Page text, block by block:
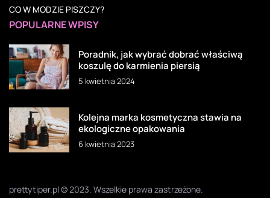
CO W MODZIE PISZCZY?
POPULARNE WPISY
Poradnik, jak wybrać dobrać właściwą
koszulę do karmienia piersią
5 kwietnia 2024
Kolejna marka kosmetyczna stawia na
ekologiczne opakowania
6 kwietnia 2023
prettytiper.pl © 2023. Wszelkie prawa zastrzeżone.